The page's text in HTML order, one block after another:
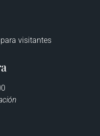
visitantes